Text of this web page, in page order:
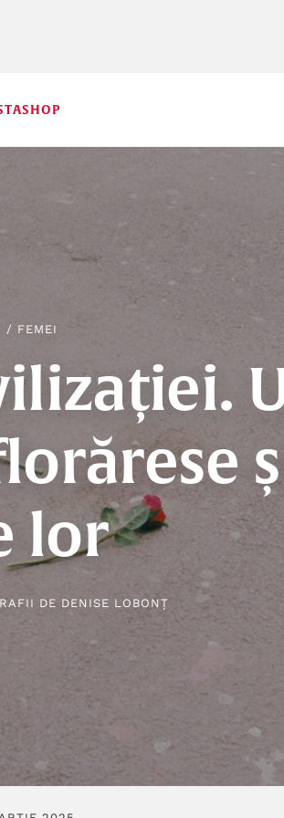
SHOP
/ FEMEI
lor
DE DENISE LOBONȚ